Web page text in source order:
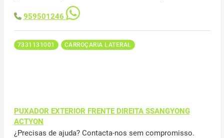
959501246
7331131001 CARROÇARIA LATERAL
PUXADOR EXTERIOR FRENTE DIREITA SSANGYONG
ACTYON
¿Precisas de ajuda? Contacta-nos sem compromisso.